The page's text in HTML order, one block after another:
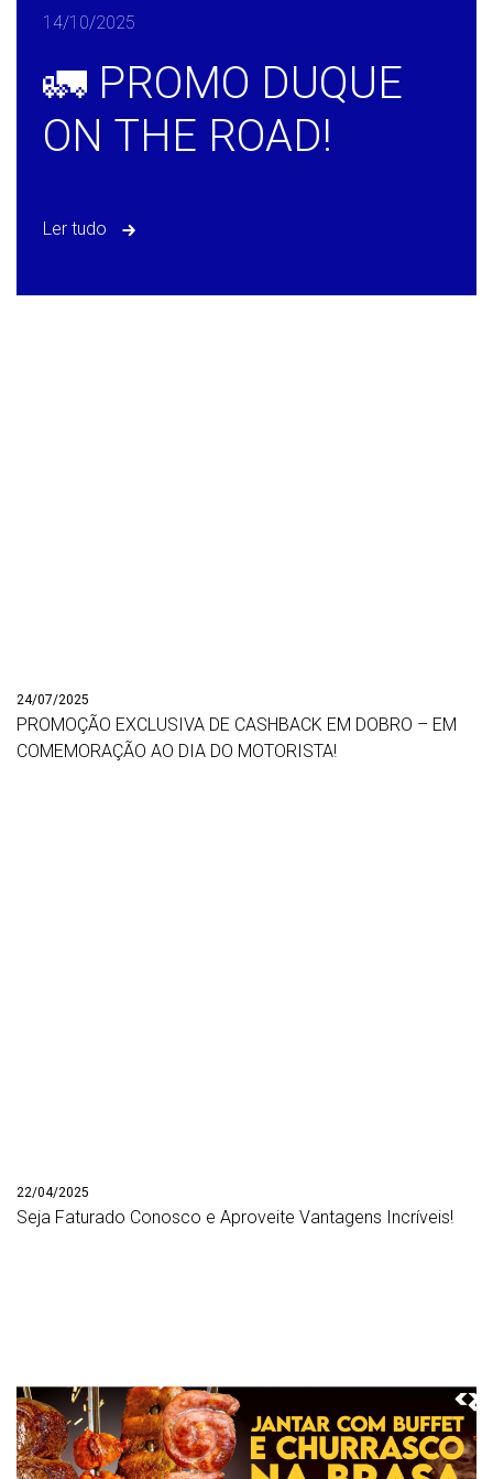
14/10/2025
🚛 PROMO DUQUE
ON THE ROAD!
Ler tudo
24/07/2025
PROMOÇÃO EXCLUSIVA DE CASHBACK EM DOBRO – EM
COMEMORAÇÃO AO DIA DO MOTORISTA!
22/04/2025
Seja Faturado Conosco e Aproveite Vantagens Incríveis!